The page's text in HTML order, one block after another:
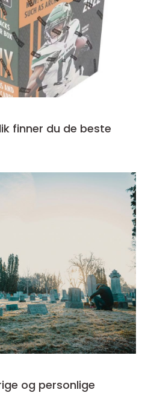
og personlige